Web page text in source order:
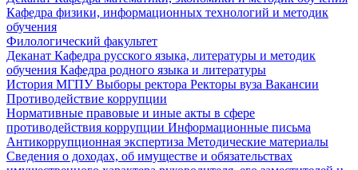
Кафедра физики, информационных технологий и методик
обучения
Филологический факультет
Деканат Кафедра русского языка, литературы и методик
обучения Кафедра родного языка и литературы
История МГПУВыборы ректора Ректоры вуза Вакансии
Противодействие коррупции
Нормативные правовые и иные акты в сфере
противодействия коррупции Информационные письма
Антикоррупционная экспертиза Методические материалы
Сведения о доходах, об имуществе и обязательствах